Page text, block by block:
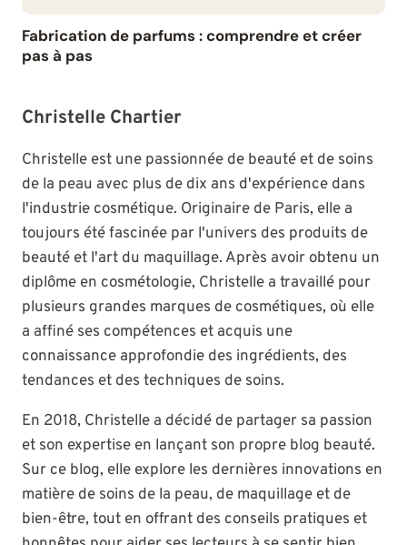
Fabrication de parfums : comprendre et créer
pas à pas
Christelle Chartier
Christelle est une passionnée de beauté et de soins
de la peau avec plus de dix ans d'expérience dans
l'industrie cosmétique. Originaire de Paris, elle a
toujours été fascinée par l'univers des produits de
beauté et l'art du maquillage. Après avoir obtenu un
diplôme en cosmétologie, Christelle a travaillé pour
plusieurs grandes marques de cosmétiques, où elle
a affiné ses compétences et acquis une
connaissance approfondie des ingrédients, des
tendances et des techniques de soins.
En 2018, Christelle a décidé de partager sa passion
et son expertise en lançant son propre blog beauté.
Sur ce blog, elle explore les dernières innovations en
matière de soins de la peau, de maquillage et de
bien-être, tout en offrant des conseils pratiques et